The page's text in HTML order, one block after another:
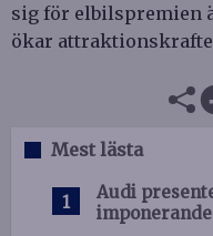
sig för elbilspremien
ökar
Mest lästa
Audi